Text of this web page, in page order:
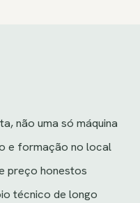
não uma só máquina
e formação no local
preço honestos
técnico de longo